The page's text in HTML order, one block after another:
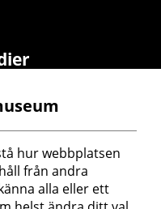
hur webbplatsen
från andra
alla eller ett